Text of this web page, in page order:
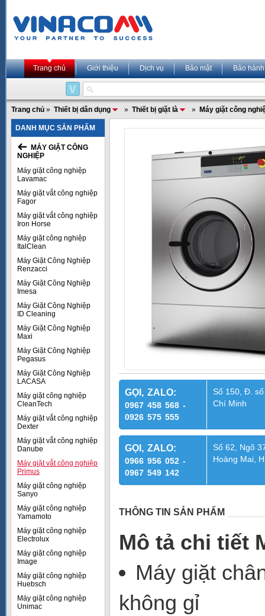
Trang chủ Giới thiệu Dịch vụ Bảo mật Bảo hành
Trang chủ » Thiết bị dân dụng » Thiết bị giặt là » Máy giặt công
DANH MỤC SẢN PHẨM
MÁY GIẶT CÔNG
NGHIỆP
Máy giặt công nghiệp
Lavamac
Máy giặt vắt công nghiệp
Fagor
Máy giặt vắt công nghiệp
Iron Horse
Máy giặt công nghiệp
ItalClean
Máy Giặt Công Nghiệp
Renzacci
Máy Giặt Công Nghiệp
Imesa
Máy Giặt Công Nghiệp
ID Cleaning
Máy Giặt Công Nghiệp
Maxi
Máy Giặt Công Nghiệp
Pegasus
Máy Giặt Công Nghiệp
LACASA
Máy giặt công nghiệp
CleanTech
Máy giặt vắt công nghiệp
Dexter
Máy giặt vắt công nghiệp
Danube
Máy giặt vắt công nghiệp
Primus
Máy giặt công nghiệp
Sanyo
Máy giặt công nghiệp
Yamamoto
Máy giặt công nghiệp
Electrolux
Máy giặt công nghiệp
Image
Máy giặt công nghiệp
Huebsch
Máy giặt công nghiệp
Unimac
GỌI, ZALO:
0967 458 568 -
0926 575 555
Số 150, Đ.
Chí Minh
GỌI, ZALO:
0966 956 052 -
0967 549 142
Số 62, Ngõ
Hoàng Mai,
THÔNG TIN SẢN PHẨM
Mô tả chi tiết
Máy giặt
không gỉ